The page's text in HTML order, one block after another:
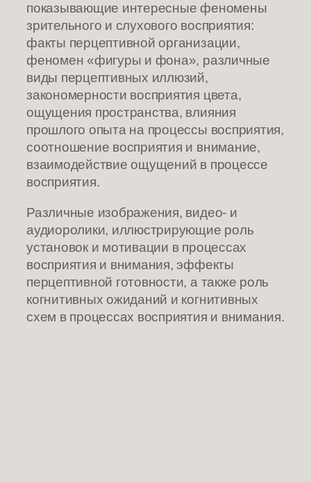
показывающие интересные феномены
зрительного и слухового восприятия:
факты перцептивной организации,
феномен «фигуры и фона», различные
виды перцептивных иллюзий,
закономерности восприятия цвета,
ощущения пространства, влияния
прошлого опыта на процессы восприятия,
соотношение восприятия и внимание,
взаимодействие ощущений в процессе
восприятия.
Различные изображения, видео- и
аудиоролики, иллюстрирующие роль
установок и мотивации в процессах
восприятия и внимания, эффекты
перцептивной готовности, а также роль
когнитивных ожиданий и когнитивных
схем в процессах восприятия и внимания.